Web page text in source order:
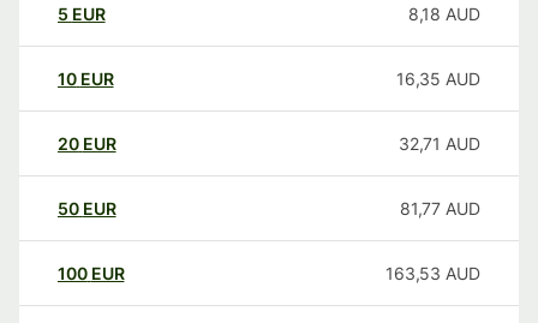
5 EUR 8,18 AUD
10 EUR 16,35 AUD
20 EUR 32,71 AUD
50 EUR 81,77 AUD
100 EUR 163,53 AUD